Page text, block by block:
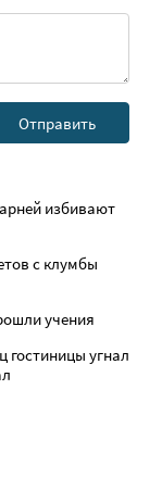
избивают
с клумбы
учения
гостиницы угнал